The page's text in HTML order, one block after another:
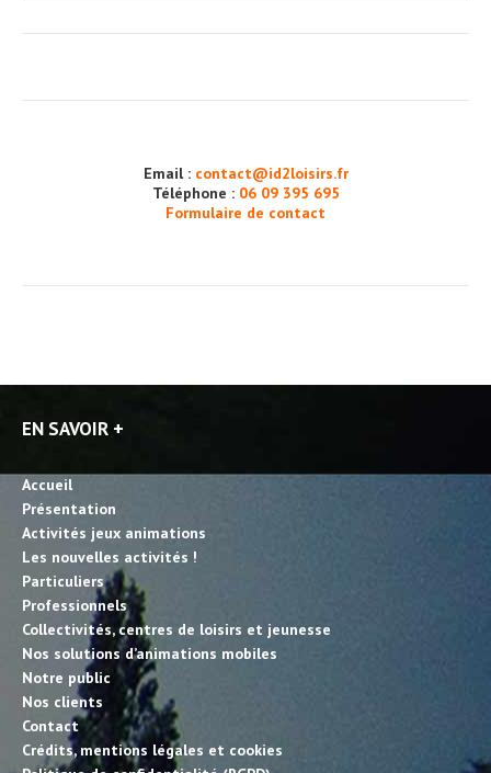
Email : contact@id2loisirs.fr
Téléphone : 06 09 395 695
Formulaire de contact
EN SAVOIR +
Accueil
Présentation
Activités jeux animations
Les nouvelles activités !
Particuliers
Professionnels
Collectivités, centres de loisirs et jeunesse
Nos solutions d’animations mobiles
Notre public
Nos clients
Contact
Crédits, mentions légales et cookies